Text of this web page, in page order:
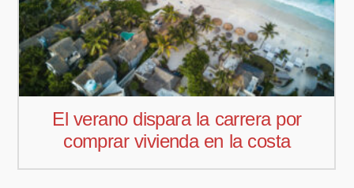
Pedro Aguiar nuevo responsable
comercial para Offcoustic Iberia